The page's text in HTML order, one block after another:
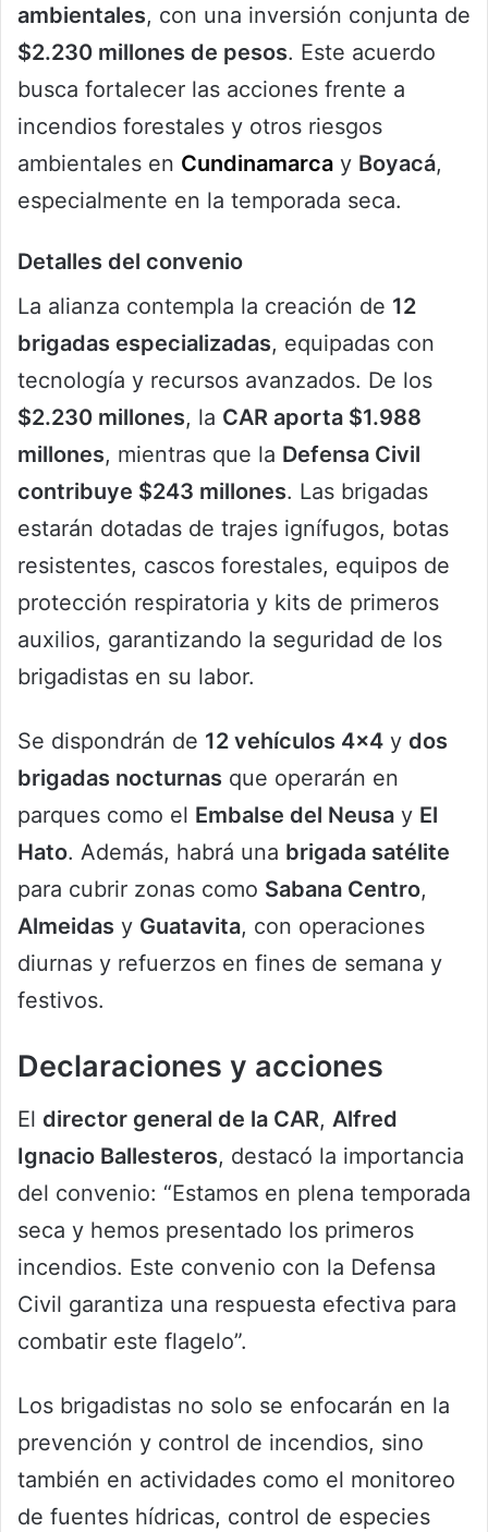
ambientales, con una inversión conjunta de
$2.230 millones de pesos. Este acuerdo
busca fortalecer las acciones frente a
incendios forestales y otros riesgos
ambientales en Cundinamarca y Boyacá,
especialmente en la temporada seca.
Detalles del convenio
La alianza contempla la creación de 12
brigadas especializadas, equipadas con
tecnología y recursos avanzados. De los
$2.230 millones, la CAR aporta $1.988
millones, mientras que la Defensa Civil
contribuye $243 millones. Las brigadas
estarán dotadas de trajes ignífugos, botas
resistentes, cascos forestales, equipos de
protección respiratoria y kits de primeros
auxilios, garantizando la seguridad de los
brigadistas en su labor.
Se dispondrán de 12 vehículos 4×4 y dos
brigadas nocturnas que operarán en
parques como el Embalse del Neusa y El
Hato. Además, habrá una brigada satélite
para cubrir zonas como Sabana Centro,
Almeidas y Guatavita, con operaciones
diurnas y refuerzos en fines de semana y
festivos.
Declaraciones y acciones
El director general de la CAR, Alfred
Ignacio Ballesteros, destacó la importancia
del convenio: “Estamos en plena temporada
seca y hemos presentado los primeros
incendios. Este convenio con la Defensa
Civil garantiza una respuesta efectiva para
combatir este flagelo”.
Los brigadistas no solo se enfocarán en la
prevención y control de incendios, sino
también en actividades como el monitoreo
de fuentes hídricas, control de especies